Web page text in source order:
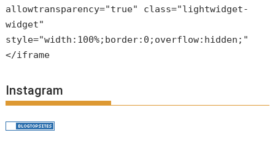
allowtransparency="true" class="lightwidget-
widget"
style="width:100%;border:0;overflow:hidden;"
</iframe
Instagram